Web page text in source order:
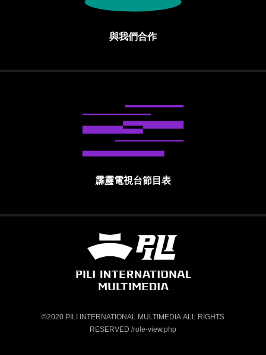
與我們合作
霹靂電視台節目表
霹靂國際多媒體股份有限公司 PILI
©2020 PILI INTERNATIONAL MULTIMEDIA.ALL RIGHTS
RESERVED /role-view.php